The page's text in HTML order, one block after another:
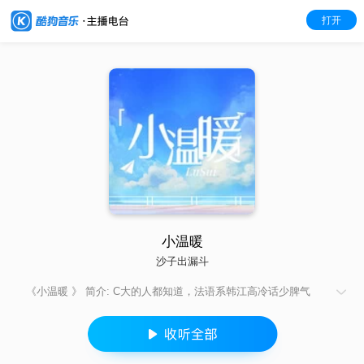
打开
小温暖
沙子出漏斗
《小温暖 》 简介: C大的人都知道，法语系韩江高冷话少脾气
直到有一天，一群哥们亲眼看见他揪着一小姑娘衣服上的飘带不
让走，懒散又无赖地问：“下次什么时候来？” 温颜六岁那年就被
送到韩家寄养，没过多久，漂亮可人的小温颜就成了胡同里哥哥